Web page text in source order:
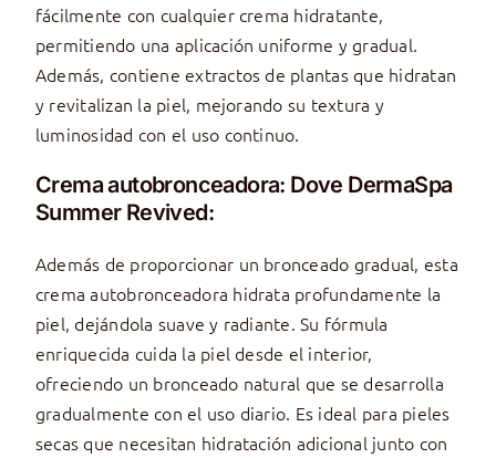
fácilmente con cualquier crema hidratante,
permitiendo una aplicación uniforme y gradual.
Además, contiene extractos de plantas que hidratan
y revitalizan la piel, mejorando su textura y
luminosidad con el uso continuo.
Crema autobronceadora: Dove DermaSpa
Summer Revived:
Además de proporcionar un bronceado gradual, esta
crema autobronceadora hidrata profundamente la
piel, dejándola suave y radiante. Su fórmula
enriquecida cuida la piel desde el interior,
ofreciendo un bronceado natural que se desarrolla
gradualmente con el uso diario. Es ideal para pieles
secas que necesitan hidratación adicional junto con